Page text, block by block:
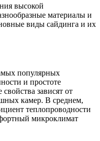
высокой
материалы и
виды сайдинга и их
популярных
и простоте
зависят от
камер. В среднем,
теплопроводности
микроклимат